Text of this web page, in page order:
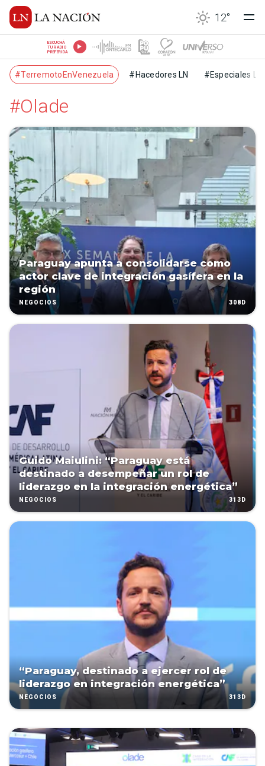
12°
ESCUCHÁ
TU RADIO
PREFERIDA
#TerremotoEnVenezuela #Hacedores LN #Especiales LN
#Olade
Paraguay apunta a consolidarse como
actor clave de integración gasífera en la
región
NEGOCIOS 308D
Guido Maiulini: “Paraguay está
destinado a desempeñar un rol de
liderazgo en la integración energética”
NEGOCIOS 313D
“Paraguay, destinado a ejercer rol de
liderazgo en integración energética”
NEGOCIOS 313D